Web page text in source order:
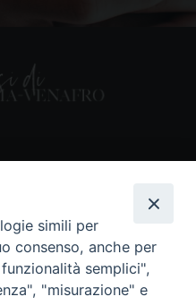
simili per
consenso, anche per
semplici",
"misurazione" e